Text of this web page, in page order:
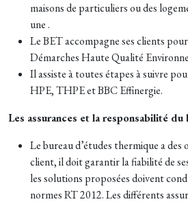
maisons de particuliers ou des
une .
Le BET accompagne ses clients
Démarches Haute Qualité
Il assiste à toutes étapes à suivre
HPE, THPE et BBC Effinergie.
Les assurances et la responsabilité du
Le bureau d’études thermique a des
client, il doit garantir la fiabilité de
les solutions proposées doivent
normes RT 2012. Les différents